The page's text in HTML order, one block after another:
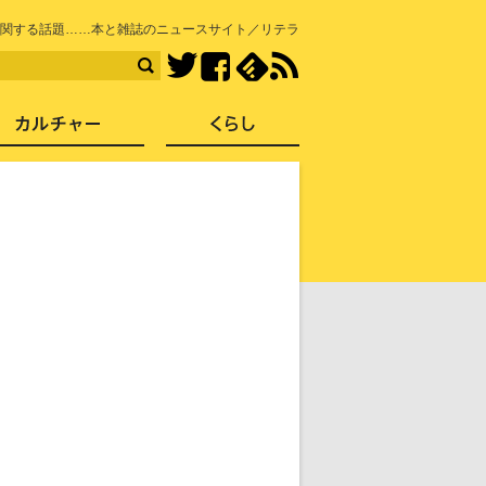
する話題……本と雑誌のニュースサイト／リテラ
TwitterFacebook
社会